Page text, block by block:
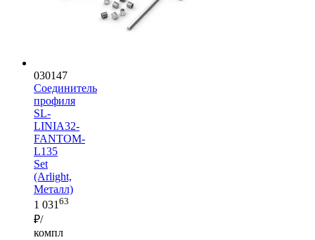
030147
Соединитель
профиля
SL-
LINIA32-
FANTOM-
L135
Set
(Arlight,
Металл)
1 031 63
₽/
компл